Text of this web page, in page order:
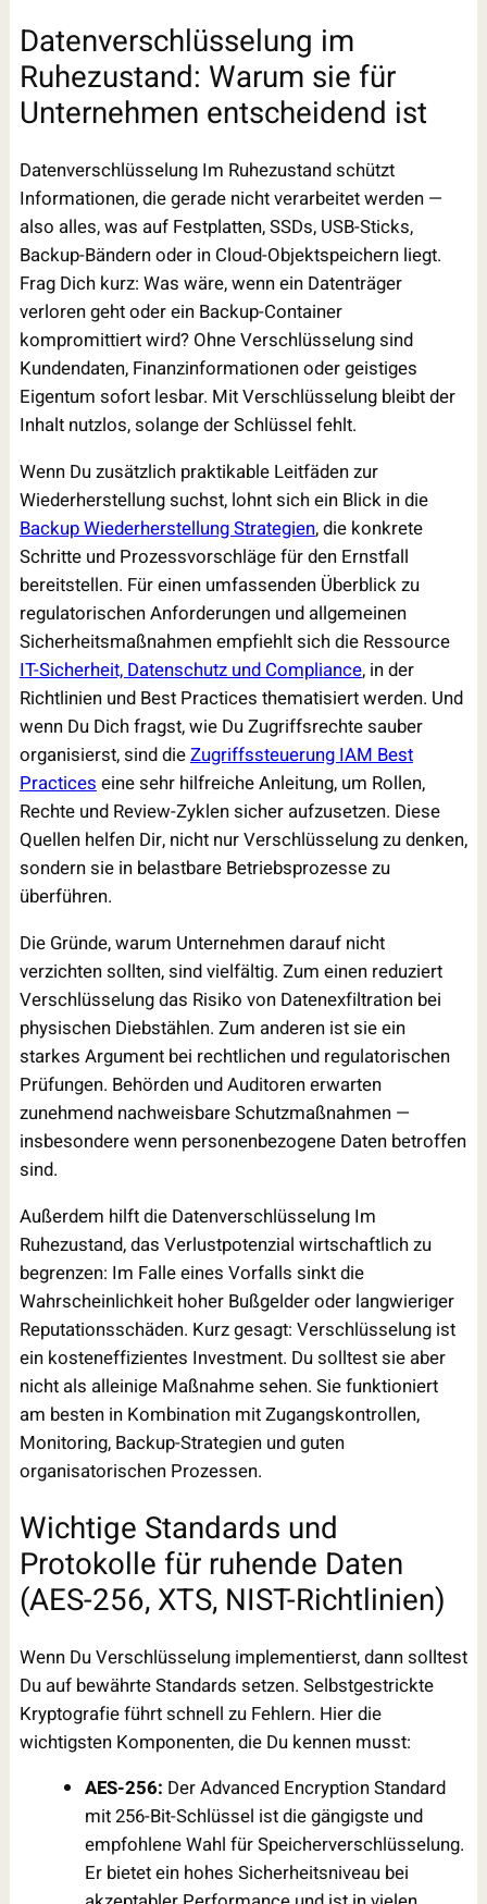
Datenverschlüsselung im
Ruhezustand: Warum sie für
Unternehmen entscheidend ist
Datenverschlüsselung Im Ruhezustand schützt
Informationen, die gerade nicht verarbeitet werden —
also alles, was auf Festplatten, SSDs, USB-Sticks,
Backup-Bändern oder in Cloud-Objektspeichern liegt.
Frag Dich kurz: Was wäre, wenn ein Datenträger
verloren geht oder ein Backup-Container
kompromittiert wird? Ohne Verschlüsselung sind
Kundendaten, Finanzinformationen oder geistiges
Eigentum sofort lesbar. Mit Verschlüsselung bleibt der
Inhalt nutzlos, solange der Schlüssel fehlt.
Wenn Du zusätzlich praktikable Leitfäden zur
Wiederherstellung suchst, lohnt sich ein Blick in die
Backup Wiederherstellung Strategien, die konkrete
Schritte und Prozessvorschläge für den Ernstfall
bereitstellen. Für einen umfassenden Überblick zu
regulatorischen Anforderungen und allgemeinen
Sicherheitsmaßnahmen empfiehlt sich die Ressource
IT-Sicherheit, Datenschutz und Compliance, in der
Richtlinien und Best Practices thematisiert werden. Und
wenn Du Dich fragst, wie Du Zugriffsrechte sauber
organisierst, sind dieZugriffssteuerung IAM Best
Practiceseine sehr hilfreiche Anleitung, um Rollen,
Rechte und Review-Zyklen sicher aufzusetzen. Diese
Quellen helfen Dir, nicht nur Verschlüsselung zu denken,
sondern sie in belastbare Betriebsprozesse zu
überführen.
Die Gründe, warum Unternehmen darauf nicht
verzichten sollten, sind vielfältig. Zum einen reduziert
Verschlüsselung das Risiko von Datenexfiltration bei
physischen Diebstählen. Zum anderen ist sie ein
starkes Argument bei rechtlichen und regulatorischen
Prüfungen. Behörden und Auditoren erwarten
zunehmend nachweisbare Schutzmaßnahmen —
insbesondere wenn personenbezogene Daten betroffen
sind.
Außerdem hilft die Datenverschlüsselung Im
Ruhezustand, das Verlustpotenzial wirtschaftlich zu
begrenzen: Im Falle eines Vorfalls sinkt die
Wahrscheinlichkeit hoher Bußgelder oder langwieriger
Reputationsschäden. Kurz gesagt: Verschlüsselung ist
ein kosteneffizientes Investment. Du solltest sie aber
nicht als alleinige Maßnahme sehen. Sie funktioniert
am besten in Kombination mit Zugangskontrollen,
Monitoring, Backup-Strategien und guten
organisatorischen Prozessen.
Wichtige Standards und
Protokolle für ruhende Daten
(AES-256, XTS, NIST-Richtlinien)
Wenn Du Verschlüsselung implementierst, dann solltest
Du auf bewährte Standards setzen. Selbstgestrickte
Kryptografie führt schnell zu Fehlern. Hier die
wichtigsten Komponenten, die Du kennen musst:
AES-256: Der Advanced Encryption Standard
mit 256-Bit-Schlüssel ist die gängigste und
empfohlene Wahl für Speicherverschlüsselung.
Er bietet ein hohes Sicherheitsniveau bei